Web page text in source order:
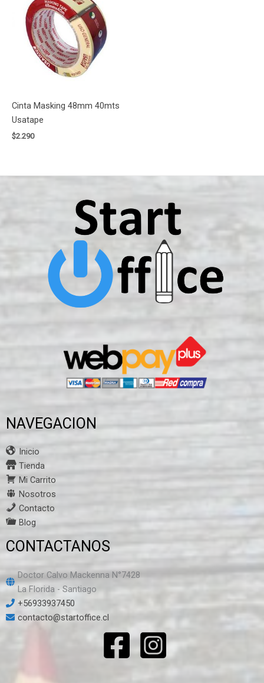
Cinta Masking 48mm 40mts
Usatape
$2.290
NAVEGACION
Inicio
Tienda
Mi Carrito
Nosotros
Contacto
Blog
CONTACTANOS
Doctor Calvo Mackenna N°7428
La Florida - Santiago
+56933937450
contacto@startoffice.cl